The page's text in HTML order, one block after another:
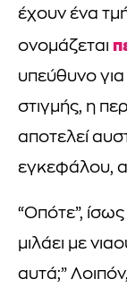
έχουν ένα
ονομάζεται
υπεύθυνο
στιγμής, η
αποτελεί
εγκεφάλου,
“Οπότε”,
μιλάει με
αυτά;”